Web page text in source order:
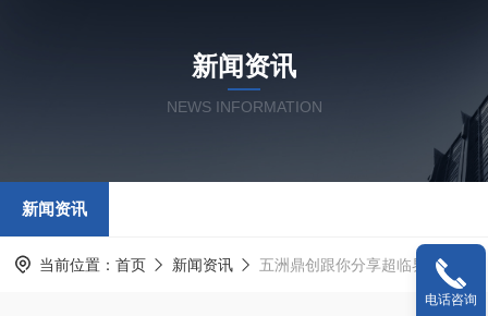
新闻资讯
NEWS INFORMATION
新闻资讯
当前位置： 首页 新闻资讯 五洲鼎创跟你分享超临界反应釜的操作
电话咨询